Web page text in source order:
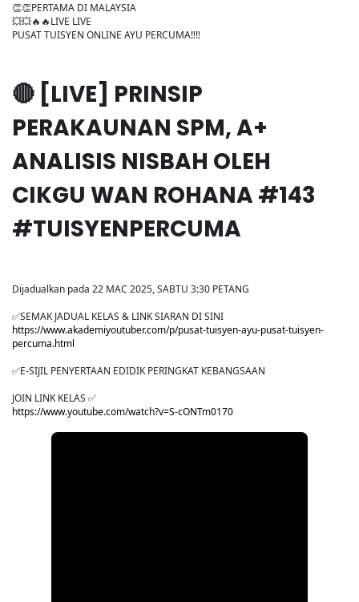
👏👏PERTAMA DI MALAYSIA
💥💥🔥🔥LIVE LIVE
PUSAT TUISYEN ONLINE AYU PERCUMA‼️‼️
🔴 [LIVE] PRINSIP
PERAKAUNAN SPM, A+
ANALISIS NISBAH OLEH
CIKGU WAN ROHANA #143
#TUISYENPERCUMA
Dijadualkan pada 22 MAC 2025, SABTU 3:30 PETANG
✅SEMAK JADUAL KELAS & LINK SIARAN DI SINI
https://www.akademiyoutuber.com/p/pusat-tuisyen-ayu-pusat-tuisyen-
percuma.html
✅E-SIJIL PENYERTAAN EDIDIK PERINGKAT KEBANGSAAN
JOIN LINK KELAS ✅
https://www.youtube.com/watch?v=S-cONTm0170